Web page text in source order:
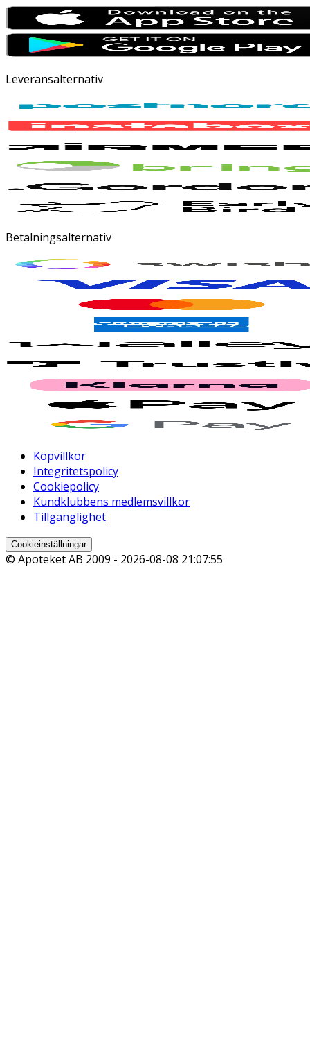
Leveransalternativ
Betalningsalternativ
Köpvillkor
Integritetspolicy
Cookiepolicy
Kundklubbens medlemsvillkor
Tillgänglighet
Cookieinställningar
© Apoteket AB 2009 - 2026-08-08 21:07:55